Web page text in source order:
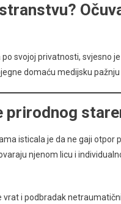
svojoj privatnosti, svjesno
domaću medijsku
prirodnog
isticala je da ne gaji
njenom licu i
vrat i podbradak